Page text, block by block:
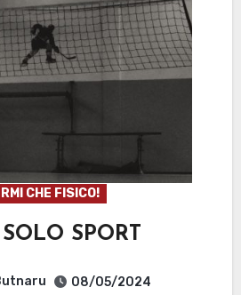
CHE FISICO!
SPORT
08/05/2024